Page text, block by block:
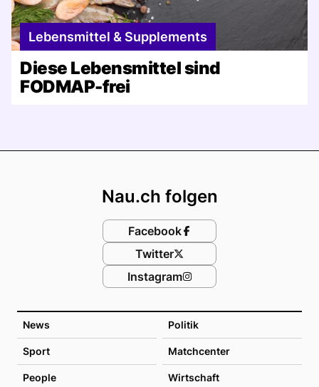
Lebensmittel & Supplements
Diese Lebensmittel sind
FODMAP-frei
News Politik
Sport Matchcenter
People Wirtschaft
Nau.ch folgen
Facebook
Twitter
Instagram